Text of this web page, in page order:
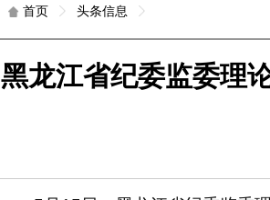
首页 头条信息
黑龙江省纪委监委理